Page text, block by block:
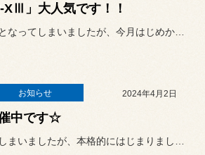
XⅢ」大人気です！！
お知らせ 2024年4月2日
中です☆